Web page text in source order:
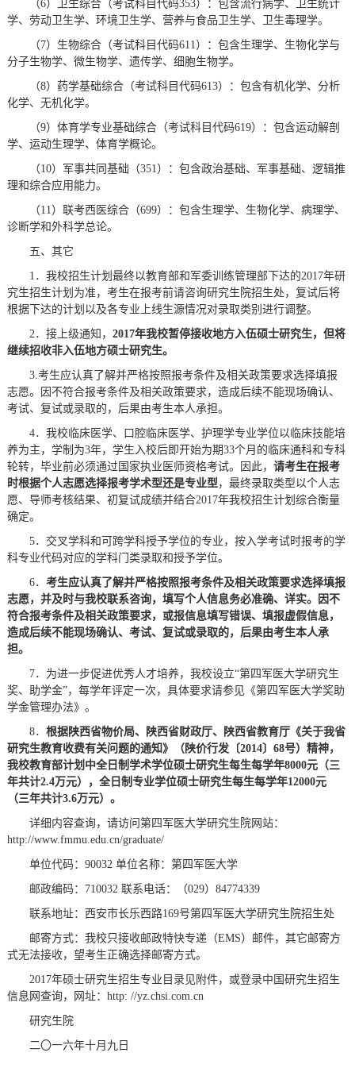
（6）卫生综合（考试科目代码353）：包含流行病学、卫生统计
学、劳动卫生学、环境卫生学、营养与食品卫生学、卫生毒理学。
（7）生物综合（考试科目代码611）：包含生理学、生物化学与
分子生物学、微生物学、遗传学、细胞生物学。
（8）药学基础综合（考试科目代码613）：包含有机化学、分析
化学、无机化学。
（9）体育学专业基础综合（考试科目代码619）：包含运动解剖
学、运动生理学、体育学概论。
（10）军事共同基础（351）：包含政治基础、军事基础、逻辑推
理和综合应用能力。
（11）联考西医综合（699）：包含生理学、生物化学、病理学、
诊断学和外科学总论。
五、其它
1．我校招生计划最终以教育部和军委训练管理部下达的2017年研
究生招生计划为准，考生在报考前请咨询研究生院招生处，复试后将
根据下达的计划以及各专业上线生源情况对录取类别进行调整。
2．接上级通知， 2017年我校暂停接收地方入伍硕士研究生，但将
继续招收非入伍地方硕士研究生。
3.考生应认真了解并严格按照报考条件及相关政策要求选择填报
志愿。因不符合报考条件及相关政策要求，造成后续不能现场确认、
考试、复试或录取的，后果由考生本人承担。
4．我校临床医学、口腔临床医学、护理学专业学位以临床技能培
养为主，学制为3年，学生入校后即开始为期33个月的临床通科和专科
轮转，毕业前必须通过国家执业医师资格考试。因此， 请考生在报考
时根据个人志愿选择报考学术型还是专业型 ，最终录取类型以个人志
愿、导师考核结果、初复试成绩并结合2017年我校招生计划综合衡量
确定。
5．交叉学科和可跨学科授予学位的专业，按入学考试时报考的学
科专业代码对应的学科门类录取和授予学位。
6． 考生应认真了解并严格按照报考条件及相关政策要求选择填报
志愿，并及时与我校联系咨询，填写个人信息务必准确、详实。因不
符合报考条件及相关政策要求，或报信息填写错误、填报虚假信息，
造成后续不能现场确认、考试、复试或录取的，后果由考生本人承
担。
7．为进一步促进优秀人才培养，我校设立“第四军医大学研究生
奖、助学金”，每学年评定一次，具体要求请参见《第四军医大学奖助
学金管理办法》。
8． 根据陕西省物价局、陕西省财政厅、陕西省教育厅《关于我省
研究生教育收费有关问题的通知》（陕价行发〔2014〕68号）精神，
我校教育部计划中全日制学术学位硕士研究生每生每学年8000元（三
年共计2.4万元），全日制专业学位硕士研究生每生每学年12000元
（三年共计3.6万元）。
详细内容查询，请访问第四军医大学研究生院网站：
http://www.fmmu.edu.cn/graduate/
单位代码：90032 单位名称：第四军医大学
邮政编码：710032 联系电话：（029）84774339
联系地址：西安市长乐西路169号第四军医大学研究生院招生处
邮寄方式：我校只接收邮政特快专递（EMS）邮件，其它邮寄方
式无法接收，望考生正确选择邮寄方式。
2017年硕士研究生招生专业目录见附件，或登录中国研究生招生
信息网查询，网址：http: //yz.chsi.com.cn
研究生院
二〇一六年十月九日